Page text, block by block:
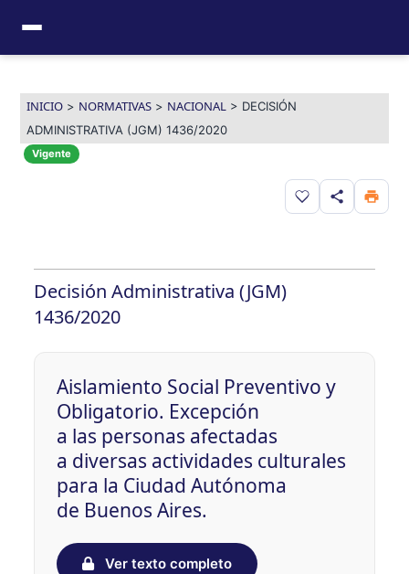
contenido
INICIO> NORMATIVAS> NACIONAL> DECISIÓN
ADMINISTRATIVA (JGM) 1436/2020
Vigente
Guardar en
Decisión Administrativa (JGM)
1436/2020
Aislamiento Social Preventivo y
Obligatorio. Excepción
a las personas afectadas
a diversas actividades culturales
para la Ciudad Autónoma
de Buenos Aires.
Ver texto completo